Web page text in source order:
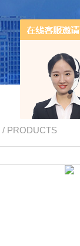
/ PRODUCTS